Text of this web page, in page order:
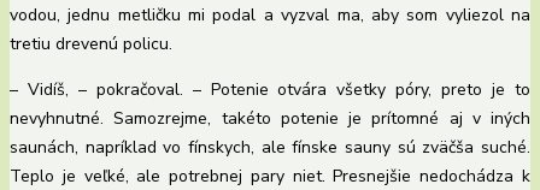
vodou, jednu metličku mi podal a vyzval ma, aby som vyliezol na
tretiu drevenú policu.
– Vidíš, – pokračoval. – Potenie otvára všetky póry, preto je to
nevyhnutné. Samozrejme, takéto potenie je prítomné aj v iných
saunách, napríklad vo fínskych, ale fínske sauny sú zväčša suché.
Teplo je veľké, ale potrebnej pary niet. Presnejšie nedochádza k